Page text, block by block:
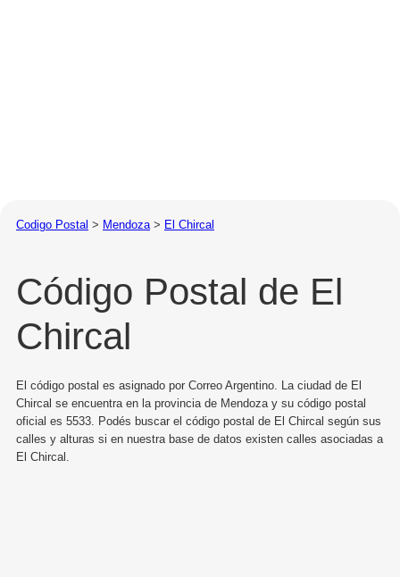
Codigo Postal > Mendoza > El Chircal
Código Postal de El
Chircal
El código postal es asignado por Correo Argentino. La ciudad de El
Chircal se encuentra en la provincia de Mendoza y su código postal
oficial es 5533. Podés buscar el código postal de El Chircal según sus
calles y alturas si en nuestra base de datos existen calles asociadas a
El Chircal.